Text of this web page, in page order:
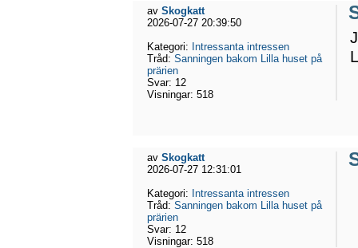
av Skogkatt
2026-07-27 20:39:50
Kategori: Intressanta intressen
Tråd: Sanningen bakom Lilla huset på
prärien
Svar: 12
Visningar: 518
av Skogkatt
2026-07-27 12:31:01
Kategori: Intressanta intressen
Tråd: Sanningen bakom Lilla huset på
prärien
Svar: 12
Visningar: 518